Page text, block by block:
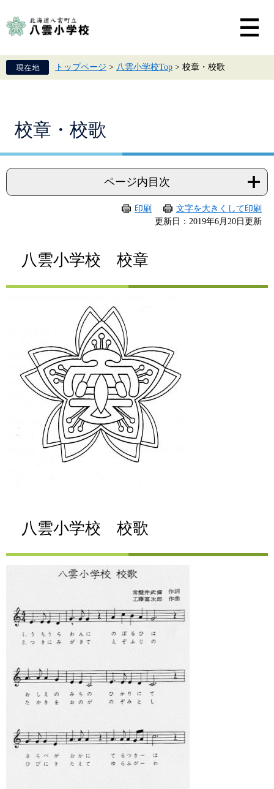
ジ
頭
で
す。
ュ
飛
ば
し
トップページ > 八雲小学校Top > 校章・校歌
校章・校歌
ページ内目次
印刷
文字を大きくして印刷
更新日：2019年6月20日更新
八雲小学校 校章
八雲小学校 校歌